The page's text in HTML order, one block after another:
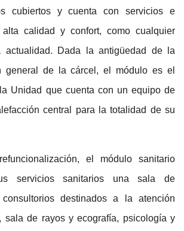
cubiertos y cuenta con servicios e
alta calidad y confort, como cualquier
actualidad. Dada la antigüedad de la
general de la cárcel, el módulo es el
Unidad que cuenta con un equipo de
central para la totalidad de su
el módulo sanitario
servicios sanitarios una sala de
destinados a la atención
sala de rayos y ecografía, psicología y